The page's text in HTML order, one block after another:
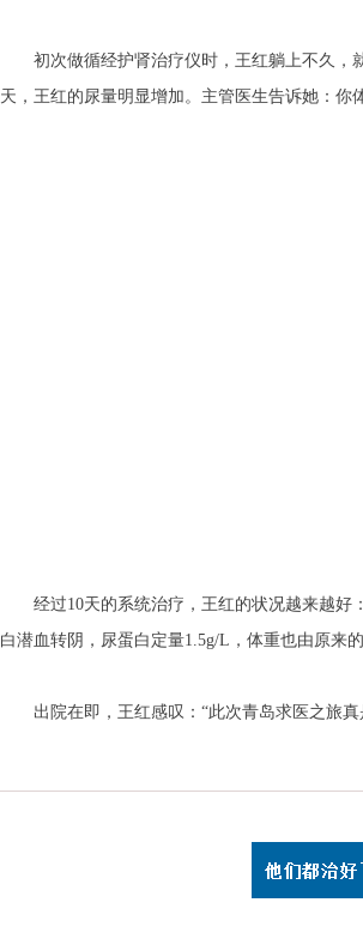
初次做循经护肾治疗仪时，王红躺上不久，就
天，王红的尿量明显增加。主管医生告诉她：你
经过10天的系统治疗，王红的状况越来越好
白潜血转阴，尿蛋白定量1.5g/L，体重也由原来
出院在即，王红感叹：“此次青岛求医之旅真